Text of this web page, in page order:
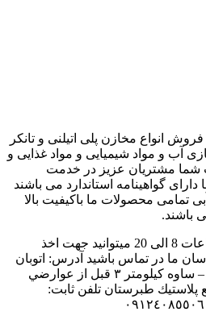
انواع مخازن پلی اتیلنی و تانکر
آب و مواد شیمیایی و مواد غذایی و
شما مشتریان عزیز در خدمت
گواهینامه استاندارد می باشند
تمامی محصولات ما باکیفیت بالا
باشند.
شما عزیزان همه روزه در ساعات 8 الی 20 میتوانید جهت اخذ
ما در تماس باشید آدرس: اتوبان
آزادگان – ابتداي اتوبان تهران – ساوه كيلومتر ٣ قبل از عوارضي
طبرستان تلفن ثابت: